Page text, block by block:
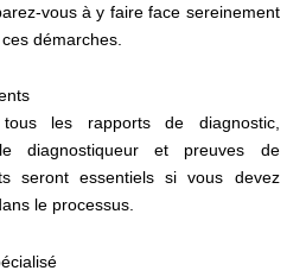
vous à y faire face sereinement
démarches.
les rapports de diagnostic,
diagnostiqueur et preuves de
seront essentiels si vous devez
le processus.